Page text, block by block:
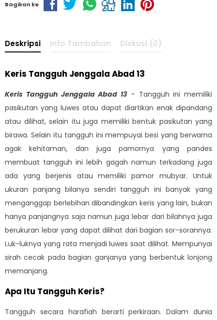
Bagikan ke
Deskripsi Info Tambahan Diskusi (0)
Keris Tangguh Jenggala Abad 13
Keris Tangguh Jenggala Abad 13– Tangguh ini memiliki
pasikutan yang luwes atau dapat diartikan enak dipandang
atau dilihat, selain itu juga memiliki bentuk pasikutan yang
birawa. Selain itu tangguh ini mempuyai besi yang berwarna
agak kehitaman, dan juga pamornya yang pandes
membuat tangguh ini lebih gagah namun terkadang juga
ada yang berjenis atau memiliki pamor mubyar. Untuk
ukuran panjang bilanya sendiri tangguh ini banyak yang
menganggap berlebihan dibandingkan keris yang lain, bukan
hanya panjangnya saja namun juga lebar dari bilahnya juga
berukuran lebar yang dapat dilihat dari bagian sor-sorannya.
Luk-luknya yang rata menjadi luwes saat dilihat. Mempunyai
sirah cecak pada bagian ganjanya yang berbentuk lonjong
memanjang.
Apa Itu Tangguh Keris?
Tangguh secara harafiah berarti perkiraan. Dalam dunia